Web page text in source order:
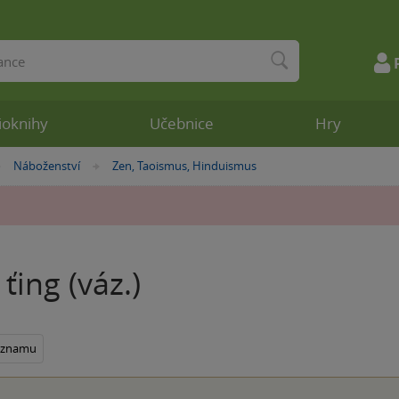
Náboženství »
Zen, Taoismus, Hinduismus
(váz.)
Učebnice Hry